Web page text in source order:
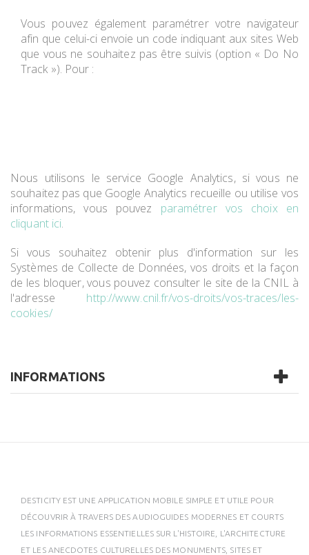
Vous pouvez également paramétrer votre navigateur
afin que celui-ci envoie un code indiquant aux sites Web
que vous ne souhaitez pas être suivis (option « Do No
Track »). Pour :
Nous utilisons le service Google Analytics, si vous ne
souhaitez pas que Google Analytics recueille ou utilise vos
informations, vous pouvez paramétrer vos choix en
cliquant ici.
Si vous souhaitez obtenir plus d'information sur les
Systèmes de Collecte de Données, vos droits et la façon
de les bloquer, vous pouvez consulter le site de la CNIL à
l'adresse http://www.cnil.fr/vos-droits/vos-traces/les-
cookies/
INFORMATIONS
DESTICITY EST UNE APPLICATION MOBILE SIMPLE ET UTILE POUR
DÉCOUVRIR À TRAVERS DES AUDIOGUIDES MODERNES ET COURTS
LES INFORMATIONS ESSENTIELLES SUR L'HISTOIRE, L'ARCHITECTURE
ET LES ANECDOTES CULTURELLES DES MONUMENTS, SITES ET